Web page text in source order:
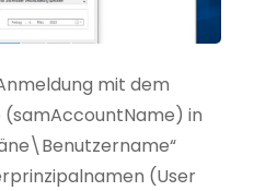
mit dem
in
(User